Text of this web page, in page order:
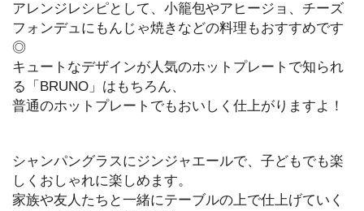
アレンジレシピとして、小籠包やアヒージョ、チーズ
フォンデュにもんじゃ焼きなどの料理もおすすめです
◎
キュートなデザインが人気のホットプレートで知られ
る「BRUNO」はもちろん、
普通のホットプレートでもおいしく仕上がりますよ！
シャンパングラスにジンジャエールで、子どもでも楽
しくおしゃれに楽しめます。
家族や友人たちと一緒にテーブルの上で仕上げていく